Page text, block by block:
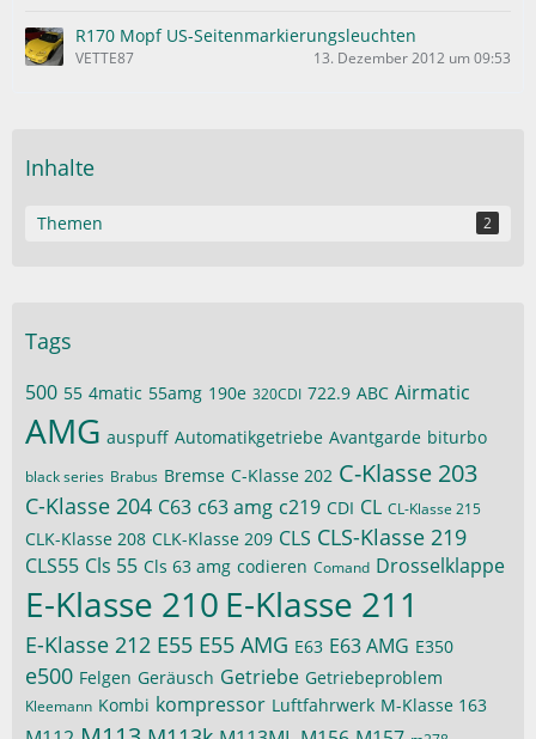
R170 Mopf US-Seitenmarkierungsleuchten
VETTE87 13. Dezember 2012 um 09:53
Inhalte
Themen 2
Tags
500 55 4matic 55amg 190e 320CDI 722.9 ABC Airmatic
AMG auspuff Automatikgetriebe Avantgarde biturbo
black series Brabus Bremse C-Klasse 202 C-Klasse 203
C-Klasse 204 C63 c63 amg c219 CDI CL CL-Klasse 215
CLK-Klasse 208 CLK-Klasse 209 CLS CLS-Klasse 219
CLS55 Cls 55 Cls 63 amg codieren Comand Drosselklappe
E-Klasse 210 E-Klasse 211
E-Klasse 212 E55 E55 AMG E63 E63 AMG E350
e500 Felgen Geräusch Getriebe Getriebeproblem
Kleemann Kombi kompressor Luftfahrwerk M-Klasse 163